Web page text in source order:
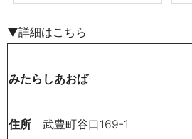
▼詳細はこちら
みたらしあおば
住所 武豊町谷口169-1